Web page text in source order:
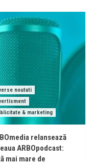
noutati
& marketing
relansează
ARBOpodcast:
mai mare de